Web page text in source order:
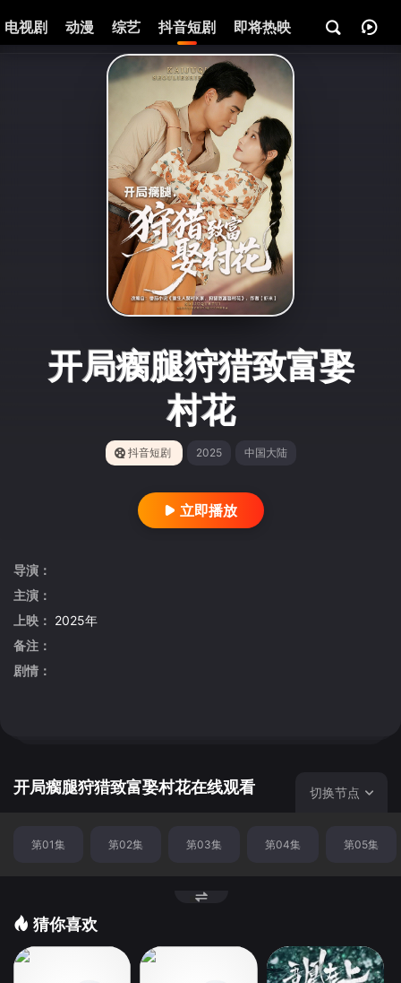
电视剧 动漫 综艺 抖音短剧 即将热映 资讯
开局瘸腿狩猎致富娶
村花
抖音短剧 2025 中国大陆
立即播放
导演：
主演：
上映： 2025年
备注：
剧情：
开局瘸腿狩猎致富娶村花在线观看 切换节点
第01集 第02集 第03集 第04集 第05集
猜你喜欢